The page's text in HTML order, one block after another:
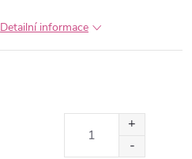
Detailní informace